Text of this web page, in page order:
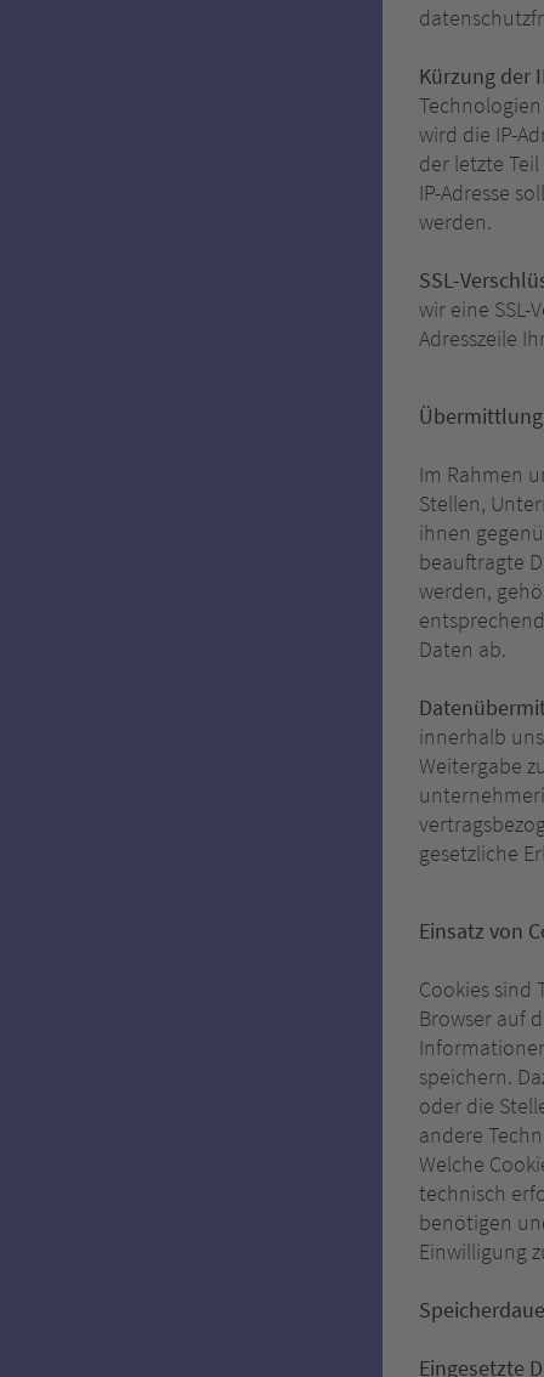
Kürzung der
wird die IP-
der letzte
IP-Adresse
werden.
SSL-
wir eine
Adresszeile
Im Rahmen
Stellen,
ihnen
beauftragte
werden,
Daten ab.
innerhalb
Weitergabe
gesetzliche
Einsatz von
Cookies sind
Browser auf
speichern.
oder die
andere
Welche
technisch
benötigen
Einwilligung
Eingesetzte